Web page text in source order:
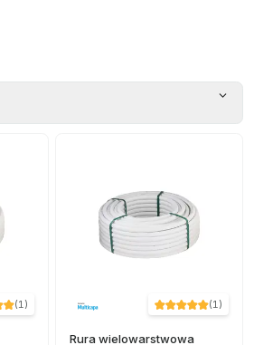
(1) (1)
Rura wielowarstwowa